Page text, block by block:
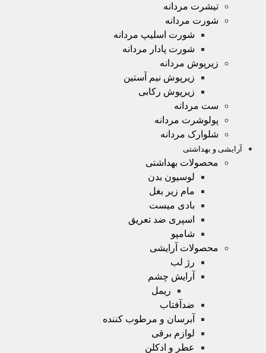
تیشرت مردانه
شورت مردانه
شورت اسلیپ مردانه
شورت پادار مردانه
زیرپوش مردانه
زیرپوش نیم آستین
زیرپوش رکابی
ست مردانه
پولوشرت مردانه
شلوارک مردانه
آرایشی و بهداشتی
محصولات بهداشتی
لوسیون بدن
مام زیر بغل
بادی میست
اسپری ضد تعریق
شامپو
محصولات آرایشی
رژ لب
آرایش چشم
ریمل
ضدآفتاب
آبرسان و مرطوب کننده
لوازم برقی
عطر و ادکلن